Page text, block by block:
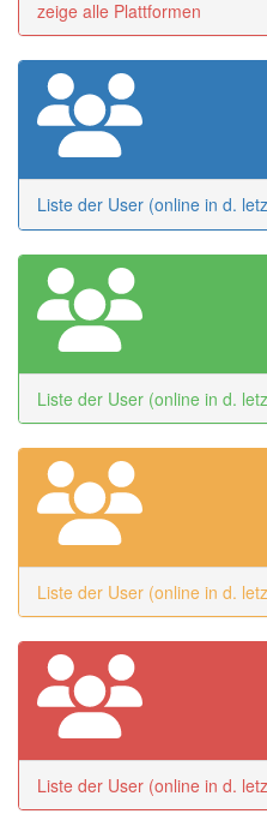
zeige alle Plattformen
Liste der User (online in d.
Liste der User (online in d.
Liste der User (online in d.
Liste der User (online in d.